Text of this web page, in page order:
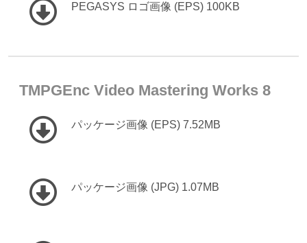
PEGASYS ロゴ画像 (EPS) 100KB
TMPGEnc Video Mastering Works 8
パッケージ画像 (EPS) 7.52MB
パッケージ画像 (JPG) 1.07MB